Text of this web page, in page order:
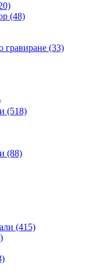
(48)
гравиране (33)
(518)
(88)
(415)